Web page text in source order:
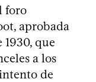
foro
aprobada
que
a los
de